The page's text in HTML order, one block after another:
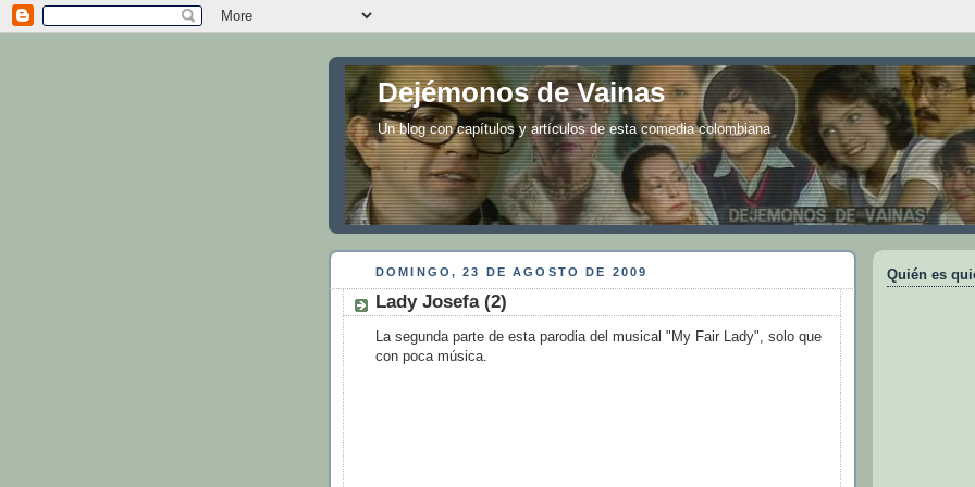
Dejémonos de Vainas
Un blog con capítulos y artículos de esta comedia colombiana
DOMINGO, 23 DE AGOSTO DE 2009
Lady Josefa (2)
La segunda parte de esta parodia del musical "My Fair Lady", solo que
con poca música.
Quién es